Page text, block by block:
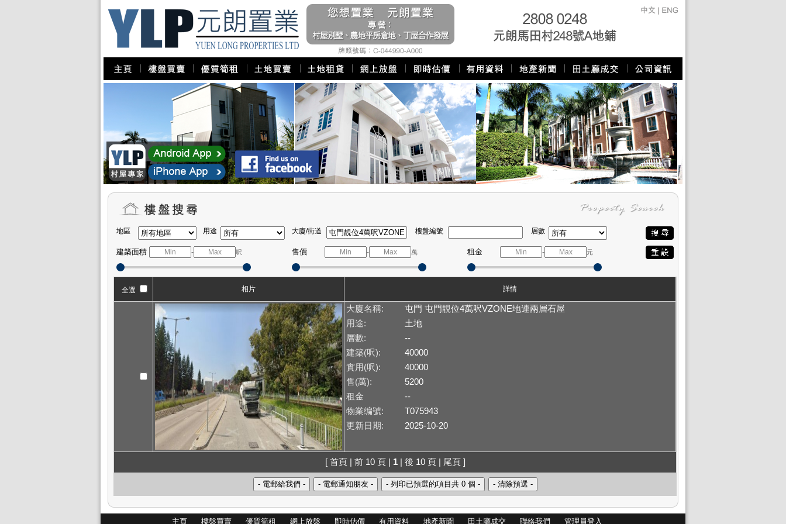
地區 用途 大廈/街道 樓盤編號 層數
建築面積 - 呎 售價 - 萬 租金 - 元
全選 相片 詳情
大廈名稱:
屯門 屯門靚位4萬呎VZONE地連兩層石屋
用途:
土地
層數:
--
建築(呎):
40000
實用(呎):
40000
售(萬):
5200
租金
--
物業编號:
T075943
更新日期:
2025-10-20
[ 首頁 | 前 10 頁 | 1| 後 10 頁 | 尾頁 ]
主頁 樓盤買賣 優質筍租 網上放盤 即時估價 有用資料 地產新聞 田土廳成交 聯絡我們 管理員登入